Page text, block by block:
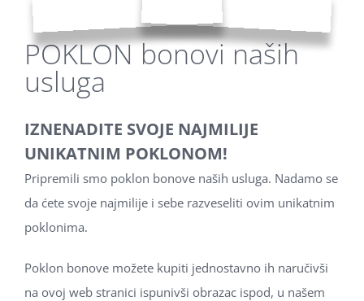
POKLON bonovi naših
usluga
IZNENADITE SVOJE NAJMILIJE
UNIKATNIM POKLONOM!
Pripremili smo poklon bonove naših usluga. Nadamo se
da ćete svoje najmilije i sebe razveseliti ovim unikatnim
poklonima.
Poklon bonove možete kupiti jednostavno ih naručivši
na ovoj web stranici ispunivši obrazac ispod, u našem